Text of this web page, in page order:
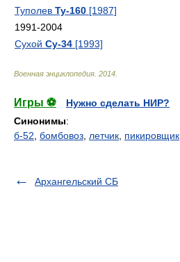
Туполев Ту-160 [1987]
1991-2004
Сухой Су-34 [1993]
Военная энциклопедия 2014
Игры ⚽
Нужно сделать НИР?
Синонимы:
б-52 бомбовоз летчик пикировщик
Архангельский СБ